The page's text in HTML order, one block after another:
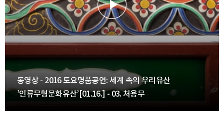
동영상 - 2016 토요명품공연: 세계 속의 우리유산
’인류무형문화유산’[01.16.] - 03. 처용무